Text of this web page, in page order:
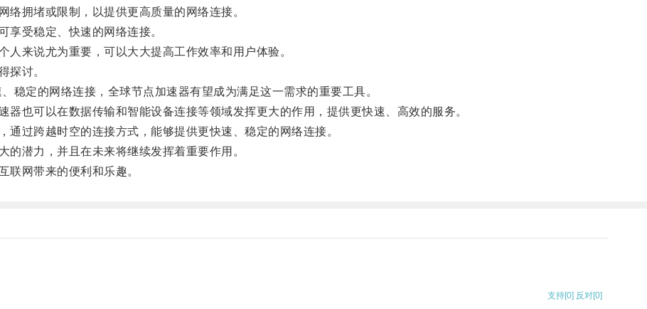
拥堵或限制，以提供更高质量的网络连接。
受稳定、快速的网络连接。
来说尤为重要，可以大大提高工作效率和用户体验。
探讨。
定的网络连接，全球节点加速器有望成为满足这一需求的重要工具。
也可以在数据传输和智能设备连接等领域发挥更大的作用，提供更快速、高效的服务。
过跨越时空的连接方式，能够提供更快速、稳定的网络连接。
潜力，并且在未来将继续发挥着重要作用。
网带来的便利和乐趣。
支持[0] 反对[0]